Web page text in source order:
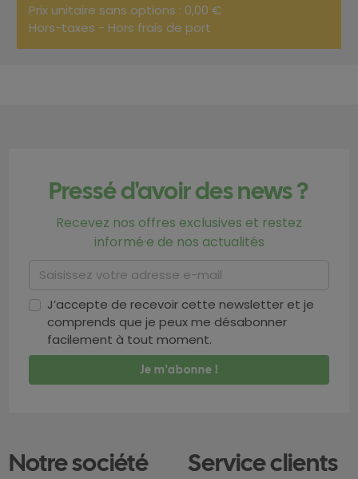
Prix unitaire sans options : 0,00 €
Hors-taxes - Hors frais de port
Pressé d'avoir des news ?
Recevez nos offres exclusives et restez
informé·e de nos actualités
J’accepte de recevoir cette newsletter et je
comprends que je peux me désabonner
facilement à tout moment.
Notre société Service clients